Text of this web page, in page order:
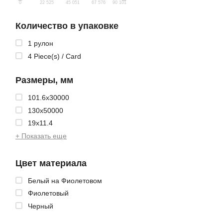
0 22 525 45 051 67 576 90 101
Количество в упаковке
1 рулон
4 Piece(s) / Card
Размеры, мм
101.6x30000
130x50000
19x11.4
+ Показать еще
Цвет материала
Белый на Фиолетовом
Фиолетовый
Черный